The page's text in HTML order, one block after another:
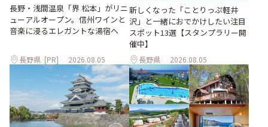
長野・浅間温泉「界 松本」がリニ
ューアルオープン。信州ワインと
音楽に浸るエレガントな湯宿へ
長野県 [PR] 2026.08.05
新しくなった「ことりっぷ軽井
沢」と一緒におでかけしたい注目
スポット13選【スタンプラリー開
催中】
長野県 2026.08.05